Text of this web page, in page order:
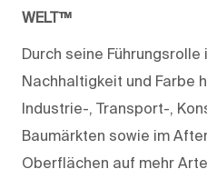
WELT™
Durch seine Führungsrolle
Nachhaltigkeit und Farbe
Industrie-, Transport-,
Baumärkten sowie im
Oberflächen auf mehr